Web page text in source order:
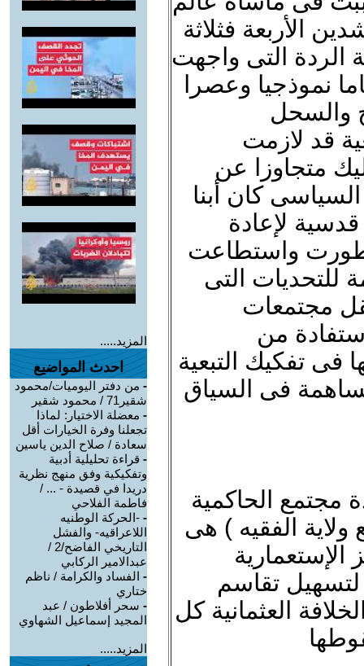
الأربعة فثلاثة
الردة التى واجهت
نموذجيا وعصرا
والسحل
قد لازمت
متجاوزا عن
كان أبنا
لإعادة
واستطاعت
للتحديات التى
مجتمعات
من
فى تفكيك التبعية
فى السياق
مجتمع الحاكمية
ولاية الفقيه ) هى
الإستعمارية
لتسهيل تقاسم
العثمانية كل
المزيد.....
احدث المواضيع
- من دفتر اليوميات/محمود
شقير71 / محمود شقير
- معضلة الاختيار: لماذا
تجعلنا وفرة الخيارات أقل
سعادة / صلاح الدين ياسين
- قراءة تحليلية أدبية
وتفكيكية وفق منهج نظرية
دريدا في قصيدة - ... /
فاطمة الفلاحي
- -الحركة الوطنيه
اللاعراقيه- والفشل
التاريخي الفاضح/2 /
عبدالامير الركابي
- الفساد والكرامة / ناظم
ختاري
- سحر أفلاطون / عبد
المجيد إسماعيل الشهاوي
المزيد.....